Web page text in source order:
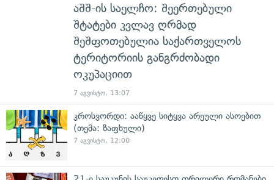
აშშ-ის საელჩო: შეერთებული
შტატები კვლავ ღრმად
შეშფოთებულია საქართველოს
ტერიტორიის განგრძობადი
ოკუპაციით
7 აგვისტო, 13:07
კროსვორდი: ააწყვე სიტყვა არეული ასოებით
(თემა: ზაფხული)
7 აგვისტო, 12:00